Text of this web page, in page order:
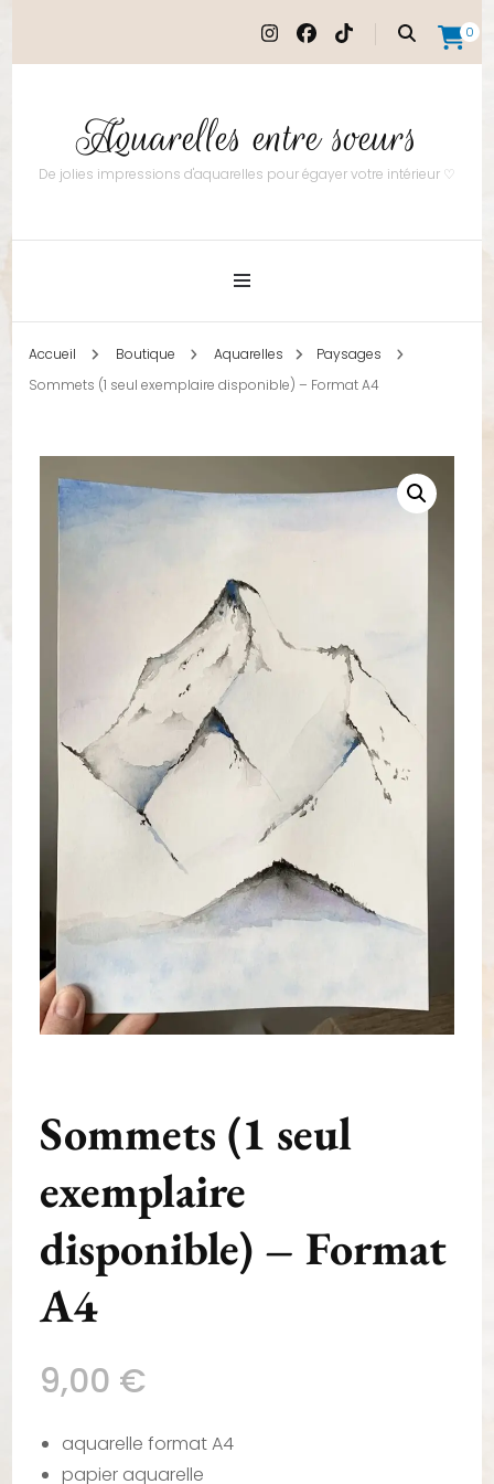
0
Aquarelles entre soeurs
De jolies impressions d'aquarelles pour égayer votre intérieur ♡
Accueil Boutique Aquarelles
Paysages
Sommets (1 seul exemplaire disponible) – Format A4
Sommets (1 seul
exemplaire
disponible) – Format
A4
9,00 €
aquarelle format A4
papier aquarelle